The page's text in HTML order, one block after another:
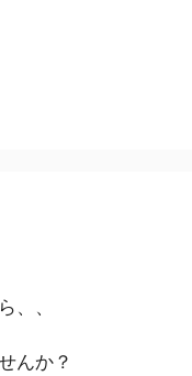
、、
んか？